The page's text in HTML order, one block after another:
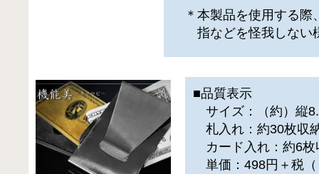
＊本製品を使用する際
指などを怪我しない
■品質表示
サイズ：（約）縦
札入れ：約30枚収
カード入れ：約6枚
単価：498円＋税（